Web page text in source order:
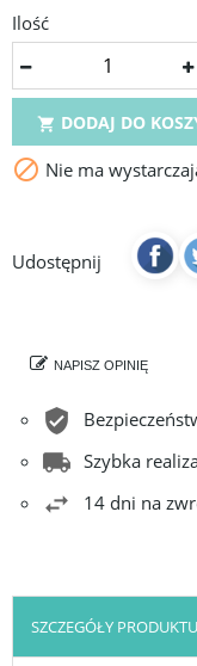
Ilość
 DODAJ DO
 Nie ma
Udostępnij
NAPISZ OPINIĘ
Szybka
14 dni na
SZCZEGÓŁY PRODUKTU